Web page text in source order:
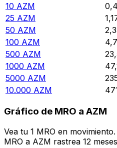
10 AZM
25 AZM
50 AZM
100 AZM
500 AZM
1000 AZM
5000 AZM
10.000 AZM
Gráfico de MRO a AZM
Vea tu 1 MRO en
MRO a AZM rastrea 12